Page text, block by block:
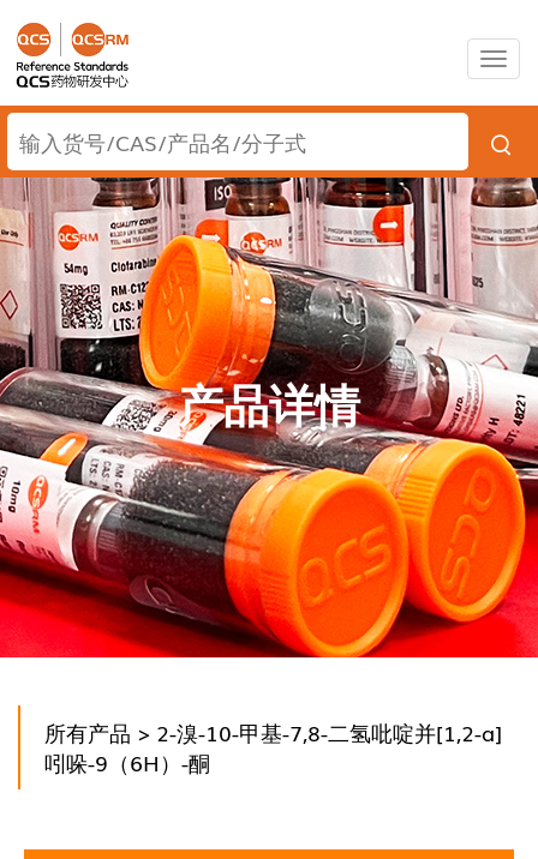
产品详情
所有产品 > 2-溴-10-甲基-7,8-二氢吡啶并[1,2-a]
吲哚-9（6H）-酮